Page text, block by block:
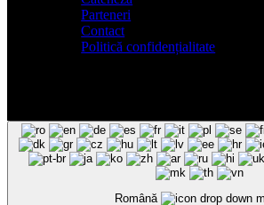
Parteneri
Contact
Politică confidențialitate
Română